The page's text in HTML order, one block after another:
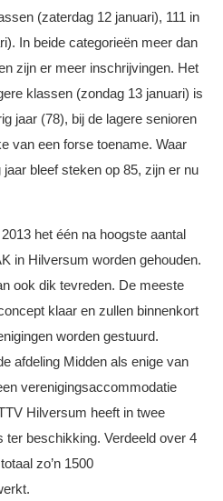
(zaterdag 12 januari), 111 in
In beide categorieën meer dan
zijn er meer inschrijvingen. Het
klassen (zondag 13 januari) is
jaar (78), bij de lagere senioren
van een forse toename. Waar
bleef steken op 85, zijn er nu
het één na hoogste aantal
in Hilversum worden gehouden.
ook dik tevreden. De meeste
klaar en zullen binnenkort
worden gestuurd.
afdeling Midden als enige van
verenigingsaccommodatie
Hilversum heeft in twee
ter beschikking. Verdeeld over 4
zo’n 1500